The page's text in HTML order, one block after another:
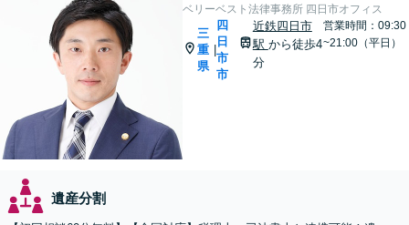
ベリーベスト法律事務所 四日市オフィス
三
重
県
四
日
市
市
近鉄四日市
駅 から徒歩4
分
営業時間：09:30
~21:00（平日）
遺産分割